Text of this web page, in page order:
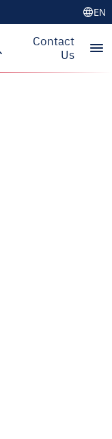
languageEN
Contact
Us
menu